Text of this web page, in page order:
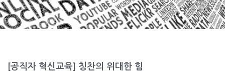
[공직자 혁신교육] 칭찬의 위대한 힘